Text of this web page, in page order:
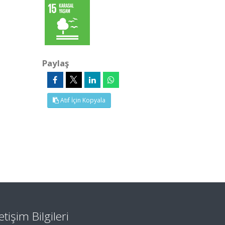
Paylaş
Atıf İçin Kopyala
Bilgileri